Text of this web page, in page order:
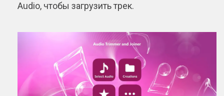
Audio, чтобы загрузить трек.